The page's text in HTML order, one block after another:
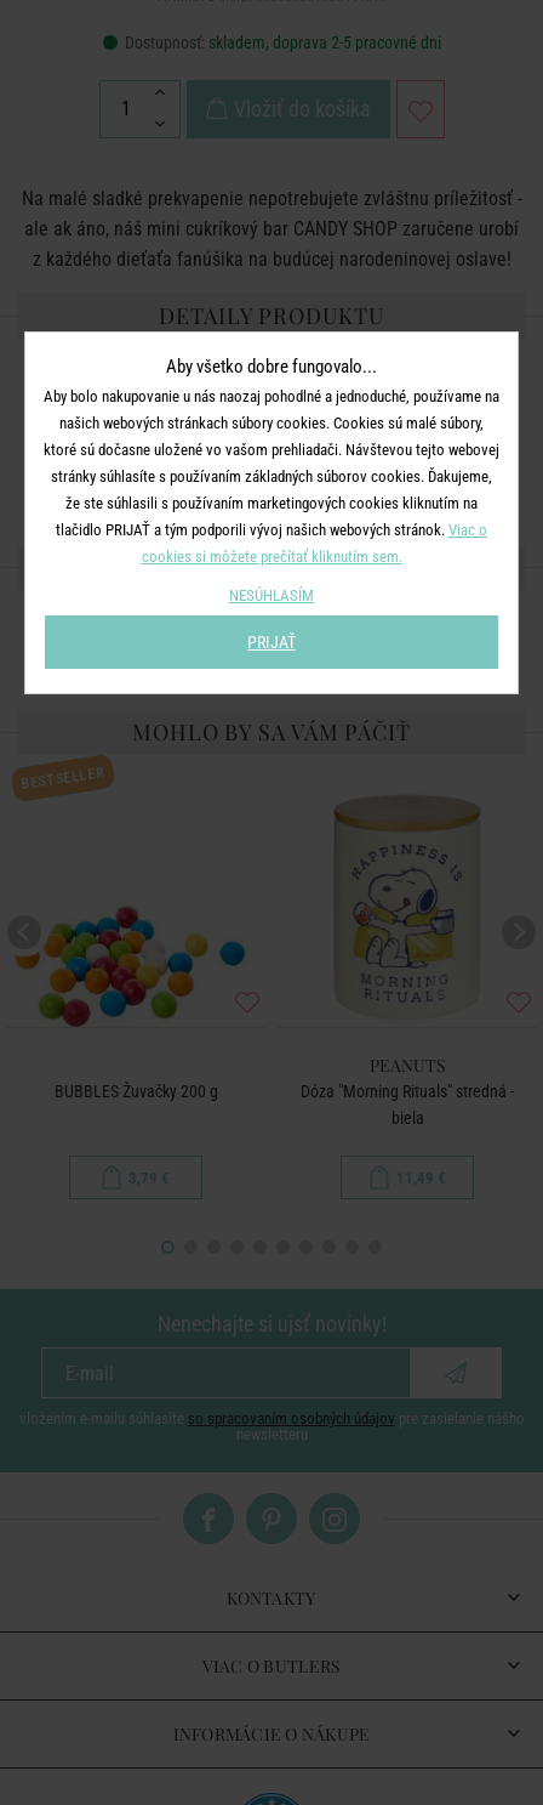
Dostupnosť: skladem, doprava 2-5 pracovné dni
Vložiť do košíka
Na malé sladké prekvapenie nepotrebujete zvláštnu príležitosť -
ale ak áno, náš mini cukríkový bar CANDY SHOP zaručene urobí
z každého dieťaťa fanúšika na budúcej narodeninovej oslave!
DETAILY PRODUKTU
Rozmery:Š 18 x V 16 cm
Rozmery priehradiek:Š 9 x V 7 cm
Materiál:plast
*Obrázok na obale je iba ilustračný.
ZDIEĽAJTE S PRIATEĽMI
MOHLO BY SA VÁM PÁČIŤ
BESTSELLER
BUBBLES Žuvačky 200 g
3,79 €
PEANUTS
Dóza "Morning Rituals" stredná -
biela
11,49 €
Nenechajte si ujsť novinky!
vložením e-mailu súhlasíte so spracovaním osobných údajov pre zasielanie nášho
newsletteru
KONTAKTY
VIAC O BUTLERS
INFORMÁCIE O NÁKUPE
Aby všetko dobre fungovalo...
Aby bolo nakupovanie u nás naozaj pohodlné a jednoduché, používame na
našich webových stránkach súbory cookies. Cookies sú malé súbory,
ktoré sú dočasne uložené vo vašom prehliadači. Návštevou tejto webovej
stránky súhlasíte s používaním základných súborov cookies. Ďakujeme,
že ste súhlasili s používaním marketingových cookies kliknutím na
tlačidlo PRIJAŤ a tým podporili vývoj našich webových stránok. Viac o
cookies si môžete prečítať kliknutím sem.
NESÚHLASÍM
PRIJAŤ